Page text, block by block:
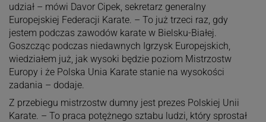
udział – mówi Davor Cipek, sekretarz generalny
Europejskiej Federacji Karate. – To już trzeci raz, gdy
jestem podczas zawodów karate w Bielsku-Białej.
Goszcząc podczas niedawnych Igrzysk Europejskich,
wiedziałem już, jak wysoki będzie poziom Mistrzostw
Europy i że Polska Unia Karate stanie na wysokości
zadania – dodaje.
Z przebiegu mistrzostw dumny jest prezes Polskiej Unii
Karate. – To praca potężnego sztabu ludzi, który sprostał